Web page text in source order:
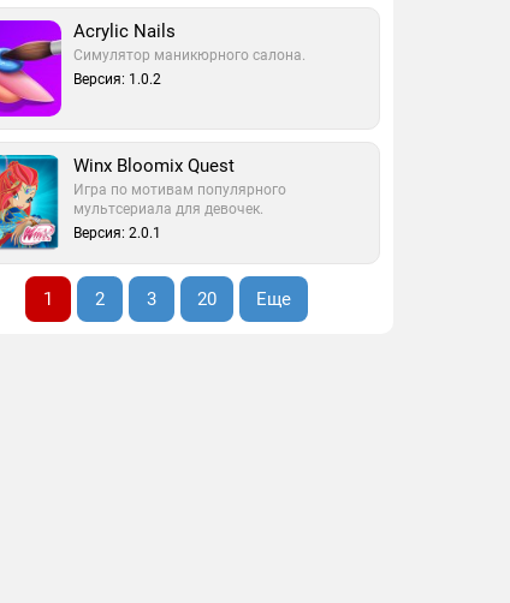
Acrylic Nails
Симулятор маникюрного салона.
Версия: 1.0.2
Winx Bloomix Quest
Игра по мотивам популярного
мультсериала для девочек.
Версия: 2.0.1
1 2 3 20 Еще